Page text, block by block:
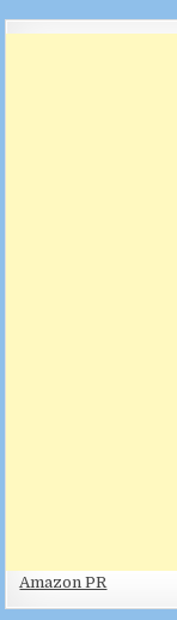
Amazon PR